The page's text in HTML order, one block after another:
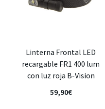
Linterna Frontal LED
recargable FR1 400 lum
con luz roja B-Vision
59,90€